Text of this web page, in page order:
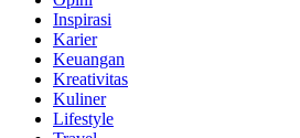
Inspirasi
Karier
Keuangan
Kreativitas
Kuliner
Lifestyle